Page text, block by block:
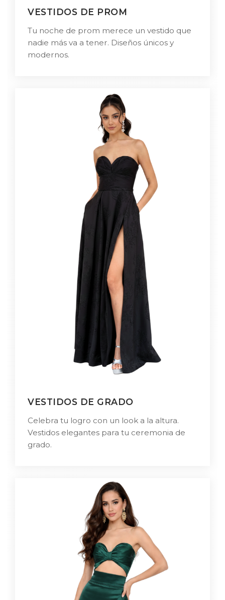
VESTIDOS DE PROM
Tu noche de prom merece un vestido que
nadie más va a tener. Diseños únicos y
modernos.
VESTIDOS DE GRADO
Celebra tu logro con un look a la altura.
Vestidos elegantes para tu ceremonia de
grado.